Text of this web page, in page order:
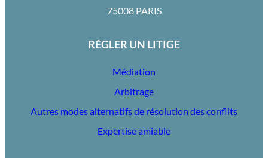
75008 PARIS
RÉGLER UN LITIGE
Médiation
Arbitrage
Autres modes alternatifs de résolution des conflits
Expertise amiable